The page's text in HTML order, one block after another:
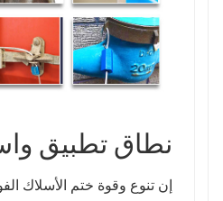
نطاق تطبيق
إن تنوع وقوة ختم الأسلاك